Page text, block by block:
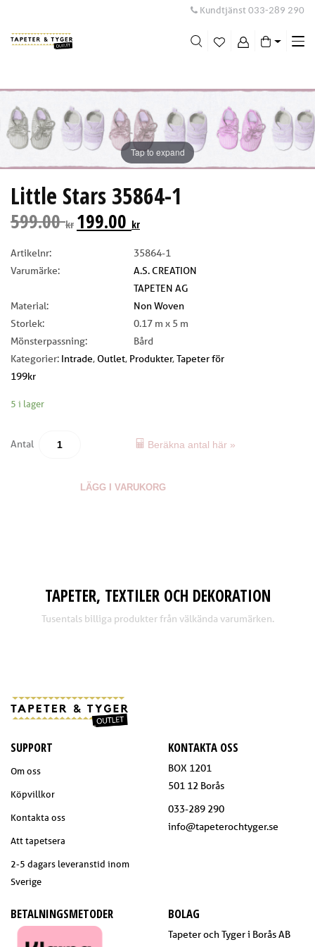
Kundtjänst 033-289 290
Tap to expand
Little Stars 35864-1
599.00kr 199.00 kr
Artikelnr:
35864-1
Varumärke:
A.S. CREATION
TAPETEN AG
Material:
Non Woven
Storlek:
0.17 m x 5 m
Mönsterpassning:
Bård
Kategorier: Intrade, Outlet, Produkter,Tapeter för
199kr
5 i lager
Antal Beräkna antal här »
LÄGG I VARUKORG
TAPETER, TEXTILER OCH DEKORATION
Tusentals billiga produkter från välkända varumärken.
SUPPORT
Om oss
Köpvillkor
Kontakta oss
Att tapetsera
2-5 dagars leveranstid inom
Sverige
KONTAKTA OSS
BOX 1201
501 12 Borås
033-289 290
info@tapeterochtyger.se
BETALNINGSMETODER BOLAG
Tapeter och Tyger i Borås AB